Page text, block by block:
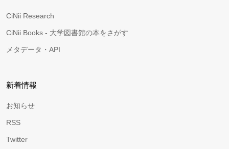
CiNii Research
CiNii Books - 大学図書館の本をさがす
メタデータ・API
新着情報
お知らせ
RSS
Twitter